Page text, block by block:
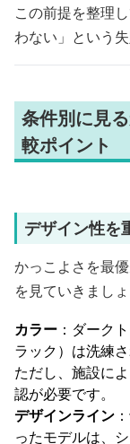
この前提を整理
わない」という失
条件別に見
較ポイント
デザイン性を
かっこよさを最
を見ていきましょ
カラー ：ダーク
ラック）は洗練
ただし、施設に
認が必要です。
デザインライン
ったモデルは、